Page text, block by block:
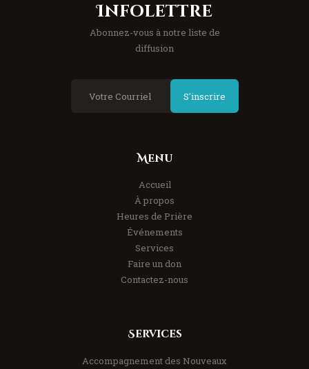
Infolettre
Abonnez-vous à notre liste de
diffusion
S'inscrire
Menu
Accueil
À propos
Heures de Prière
Événements
Services
Faire un don
Contactez-nous
Services
Accompagnement des Nouveaux